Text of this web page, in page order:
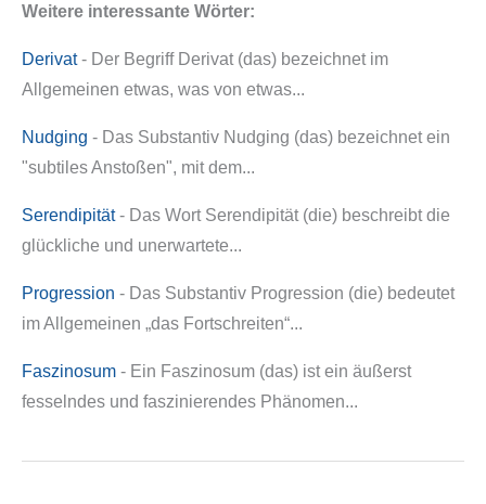
Weitere interessante Wörter:
Derivat- Der Begriff Derivat (das) bezeichnet im
Allgemeinen etwas, was von etwas...
Nudging - Das Substantiv Nudging (das) bezeichnet ein
"subtiles Anstoßen", mit dem...
Serendipität- Das Wort Serendipität (die) beschreibt die
glückliche und unerwartete...
Progression - Das Substantiv Progression (die) bedeutet
im Allgemeinen „das Fortschreiten“...
Faszinosum - Ein Faszinosum (das) ist ein äußerst
fesselndes und faszinierendes Phänomen...